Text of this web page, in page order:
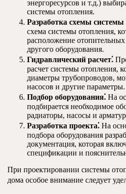
энергоресурсов и т.д.)
системы отопления.
Разработка схемы системы
схема системы отопления,
расположение
другого оборудования.
Гидравлический расчет⁚
расчет системы отопления,
диаметры трубопроводов,
насосов и другие параметры.
Подбор оборудования⁚ На
подбирается необходимое
радиаторы, насосы и
Разработка проекта⁚ На
подбора оборудования
документация, которая
спецификации и
При проектировании системы
дома особое внимание следует